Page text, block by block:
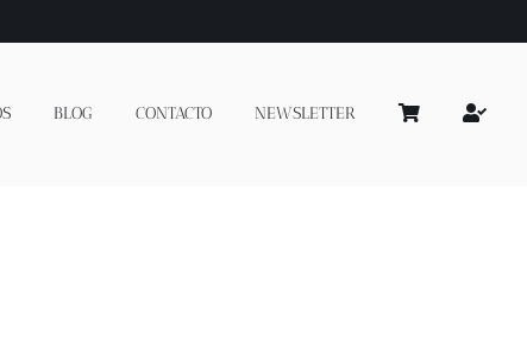
BLOG CONTACTO NEWSLETTER